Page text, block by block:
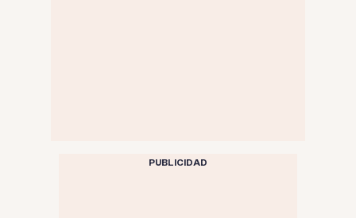
PUBLICIDAD